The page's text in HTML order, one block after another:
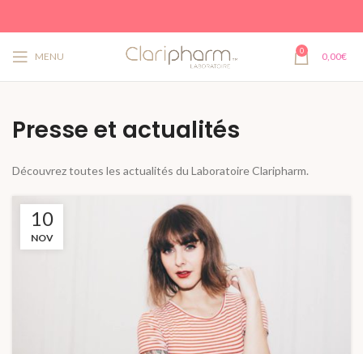
MENU 0 0,00€
Presse et actualités
Découvrez toutes les actualités du Laboratoire Claripharm.
10
NOV